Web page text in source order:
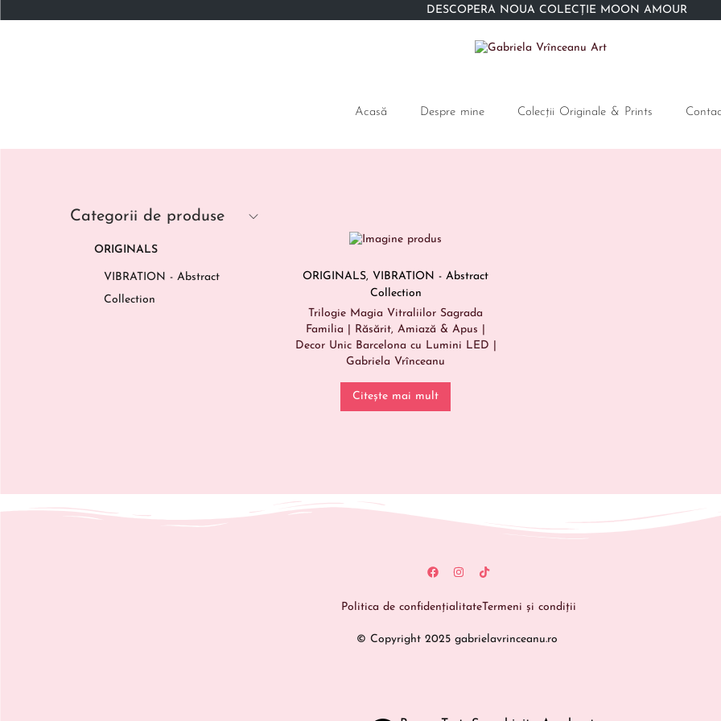
DESCOPERĂ NOUA COLECȚIE MOON AMOUR
Acasă Despre mine Colecții Originale & Prints
ORIGINALS, VIBRATION - Abstract
Collection
Trilogie Magia Vitraliilor Sagrada
Familia | Răsărit, Amiază & Apus |
Decor Unic Barcelona cu Lumini LED |
Gabriela Vrînceanu
Citește mai mult
Categorii de produse
ORIGINALS
VIBRATION - Abstract
Collection
Politica de confidențialitateTermeni și condiții
© Copyright 2025 gabrielavrinceanu.ro